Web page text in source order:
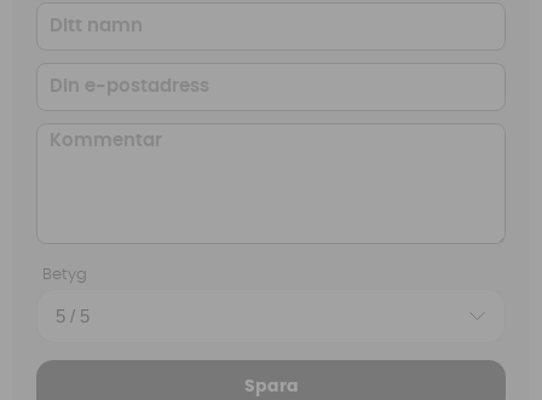
Betyg
Spara